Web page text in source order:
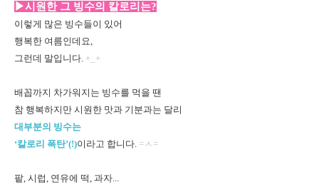
▶시원한 그 빙수의 칼로리는?
이렇게 많은 빙수들이 있어
행복한 여름인데요,
그런데 말입니다. +_+
배꼽까지 차가워지는 빙수를 먹을 땐
참 행복하지만 시원한 맛과 기분과는 달리
대부분의 빙수는
‘칼로리 폭탄’(!)이라고 합니다. =ㅅ=
팥, 시럽, 연유에 떡, 과자...